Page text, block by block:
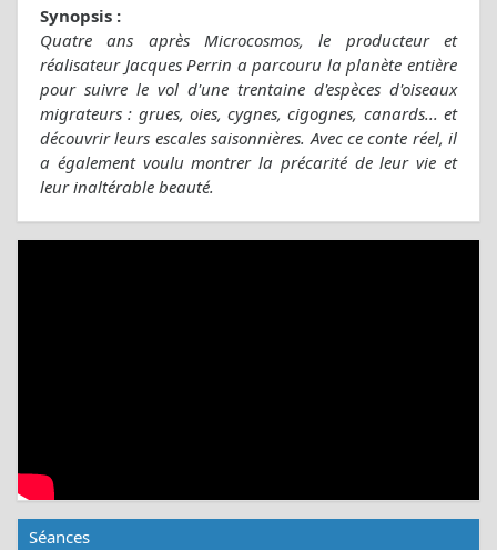
Synopsis :
Quatre ans après Microcosmos, le producteur et
réalisateur Jacques Perrin a parcouru la planète entière
pour suivre le vol d'une trentaine d'espèces d'oiseaux
migrateurs : grues, oies, cygnes, cigognes, canards... et
découvrir leurs escales saisonnières. Avec ce conte réel, il
a également voulu montrer la précarité de leur vie et
leur inaltérable beauté.
Séances